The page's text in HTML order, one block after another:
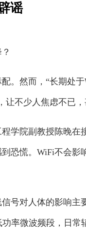
谣
然而，“长期处于
不少人焦虑不已
院副教授陈晚在
恐慌。WiFi不会影
对人体的影响主
率微波频段，日常